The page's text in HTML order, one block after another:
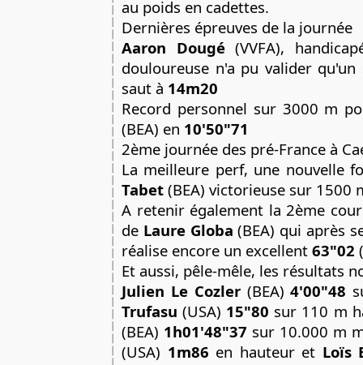
au poids en cadettes.
Dernières épreuves de la journée
Aaron Dougé(VVFA),
douloureuse n'a pu valider
saut à 14m20
Record personnel sur 3000 m
(BEA) en 10'50"71
2ème journée des pré-France à
La meilleure perf, une nouvelle
Tabet (BEA) victorieuse sur 1500
A retenir également la 2ème
de Laure Globa (BEA) qui après
réalise encore un excellent 63"02
Et aussi, pêle-mêle, les résultats
Julien Le Cozler(BEA)4'00"48
Trufasu (USA) 15"80 sur 110 m
(BEA) 1h01'48"37 sur 10.000 m
(USA) 1m86 en hauteur et Loïs